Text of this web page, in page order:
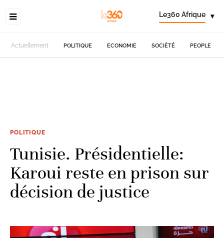
Le360 Afrique ▾
Actuellement POLITIQUE ECONOMIE SOCIÉTÉ PEOPLE
POLITIQUE
Tunisie. Présidentielle:
Karoui reste en prison sur
décision de justice